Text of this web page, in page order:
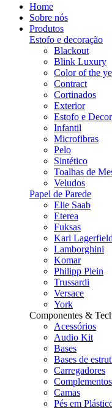
Home
Sobre nós
Produtos
Estofo e decoração
Blackout
Blink Luxury
Color of the
Contract
Cortinados
Exterior
Estofo e
Infantil
Microfibras
Pelo
Sintético
Toalhas de
Veludos
Papel de Parede
Elie Saab
Eterea
Fuksas
Karl Lagerfield
Lamborghini
Komar
Philipp Plein
Trussardi
Versace
York
Componentes &
Acessórios
Audio Kit
Bases
Bases de
Carregadores
Complementos
Camas
Pés em